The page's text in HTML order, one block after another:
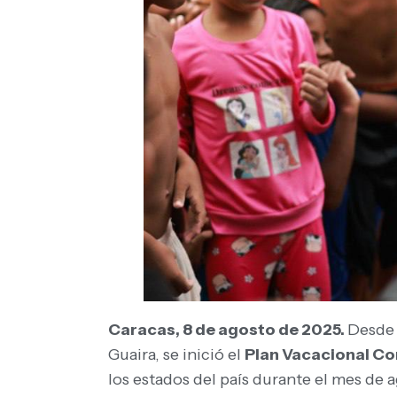
Caracas, 8 de agosto de 2025.
Guaira, se inició el Plan Vacacional
los estados del país durante el mes